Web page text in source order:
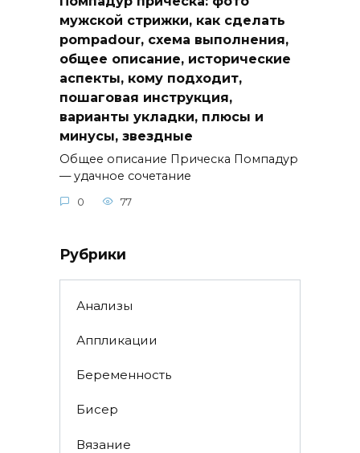
мужской стрижки, как сделать
pompadour, схема выполнения,
общее описание, исторические
аспекты, кому подходит,
пошаговая инструкция,
варианты укладки, плюсы и
минусы, звездные
Общее описание Прическа Помпадур
— удачное сочетание
0 77
Рубрики
Анализы
Аппликации
Беременность
Бисер
Вязание